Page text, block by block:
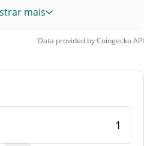
mais
Data provided byCoingeckoAPI